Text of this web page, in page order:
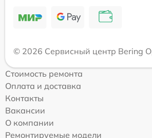
© 2026 Сервисный центр Bering
Стоимость ремонта
Оплата и доставка
Контакты
Вакансии
О компании
Ремонтируемые модели